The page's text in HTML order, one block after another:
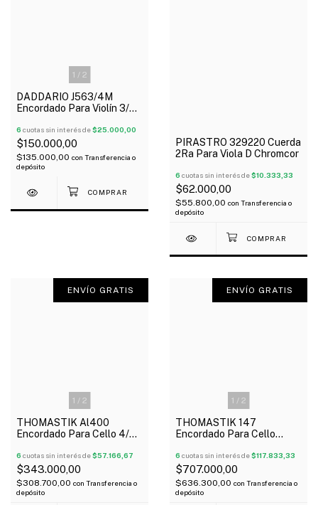
1 / 2
DADDARIO J563/4M
Encordado Para Violín 3/4
Oferta!
6 cuotas sin interés de$25.000,00
$150.000,00
$135.000,00 con Transferencia o
depósito
PIRASTRO 329220 Cuerda
2Ra Para Viola D Chromcor
6 cuotas sin interés de$10.333,33
$62.000,00
$55.800,00 con Transferencia o
depósito
1 / 2
ENVÍO GRATIS
THOMASTIK Al400
Encordado Para Cello 4/4
6 cuotas sin interés de$57.166,67
$343.000,00
$308.700,00 con Transferencia o
depósito
1 / 2
ENVÍO GRATIS
THOMASTIK 147
Encordado Para Cello
6 cuotas sin interés de$117.833,33
$707.000,00
$636.300,00 con Transferencia o
depósito